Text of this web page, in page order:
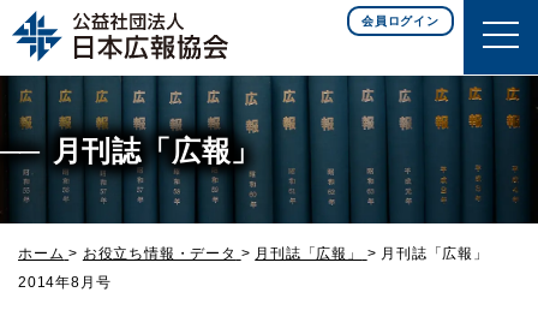
このページの本文へ移動
会員ログイン
月刊誌「広報」
ホーム > お役立ち情報・データ > 月刊誌「広報」 > 月刊誌「広報」
2014年8月号